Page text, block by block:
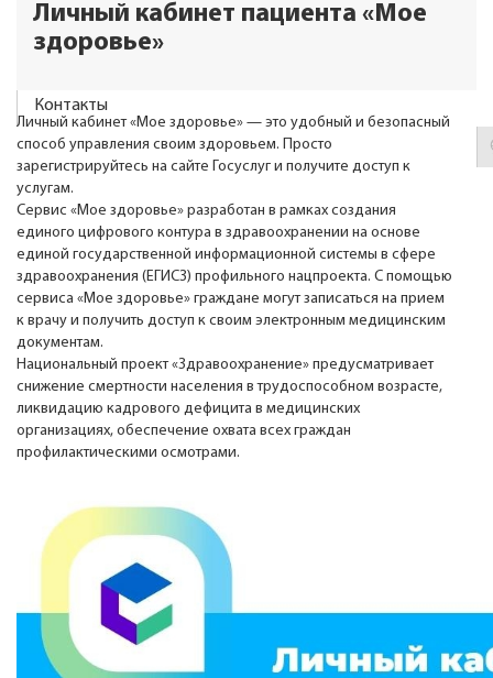
Родителям
Контакты
Личный кабинет пациента «Мое
здоровье»
Личный кабинет «Мое здоровье» — это удобный и безопасный
способ управления своим здоровьем. Просто
зарегистрируйтесь на сайте Госуслуг и получите доступ к
услугам.
Сервис «Мое здоровье» разработан в рамках создания
единого цифрового контура в здравоохранении на основе
единой государственной информационной системы в сфере
здравоохранения (ЕГИСЗ) профильного нацпроекта. С помощью
сервиса «Мое здоровье» граждане могут записаться на прием
к врачу и получить доступ к своим электронным медицинским
документам.
Национальный проект «Здравоохранение» предусматривает
снижение смертности населения в трудоспособном возрасте,
ликвидацию кадрового дефицита в медицинских
организациях, обеспечение охвата всех граждан
профилактическими осмотрами.